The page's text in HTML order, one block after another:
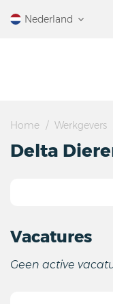
directNederland
Home Werkgevers
Delta
Vacatures
Geen active